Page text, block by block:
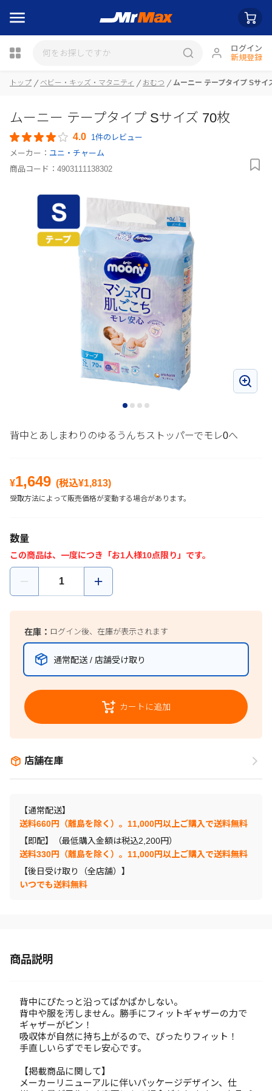
ログイン
新規登録
トップ ベビー・キッズ・マタニティ おむつ ムーニー テープタイプ Sサイ
ムーニー テープタイプ Sサイズ 70枚
4.0 1件のレビュー
メーカー： ユニ・チャーム
商品コード： 4903111138302
背中とあしまわりのゆるうんちストッパーでモレ0へ
¥1,649 (税込¥1,813)
受取方法によって販売価格が変動する場合があります。
数量
この商品は、一度につき「お1人様10点限り」です。
在庫： ログイン後、在庫が表示されます
通常配送 / 店舗受け取り
カートに追加
店舗在庫
【通常配送】
送料660円（離島を除く）。11,000円以上ご購入で送料無料
【即配】（最低購入金額は税込2,200円）
送料330円（離島を除く）。11,000円以上ご購入で送料無料
【後日受け取り（全店舗）】
いつでも送料無料
商品説明
背中にぴたっと沿ってぱかぱかしない。
背中や服を汚しません。勝手にフィットギャザーの力で
ギャザーがピン！
吸収体が自然に持ち上がるので、ぴったりフィット！
手直しいらずでモレ安心です。
【掲載商品に関して】
メーカーリニューアルに伴いパッケージデザイン、仕